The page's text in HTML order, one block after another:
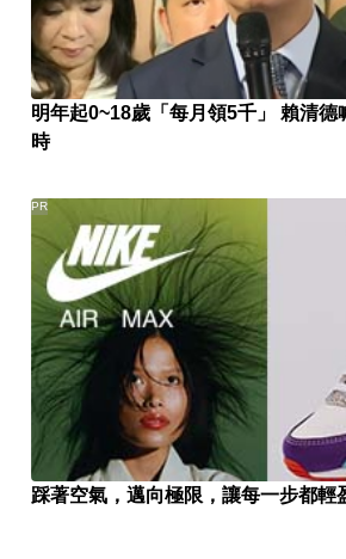
明年起0~18歲「每月領5千」 賴清德
時
踩著空氣，邁向極限，讓每一步都輕
PR